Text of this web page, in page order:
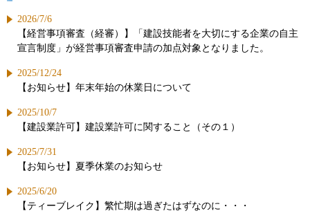
2026/7/6
【経営事項審査（経審）】「建設技能者を大切にする企業の自主
宣言制度」が経営事項審査申請の加点対象となりました。
2025/12/24
【お知らせ】年末年始の休業日について
2025/10/7
【建設業許可】建設業許可に関すること（その１）
2025/7/31
【お知らせ】夏季休業のお知らせ
2025/6/20
【ティーブレイク】繁忙期は過ぎたはずなのに・・・